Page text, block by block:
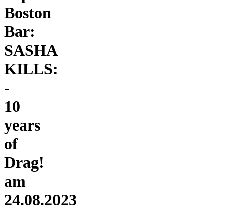
Boston
Bar:
SASHA
KILLS:
-
10
years
of
Drag!
am
24.08.2023